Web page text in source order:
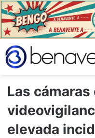
Las cámaras
elevada